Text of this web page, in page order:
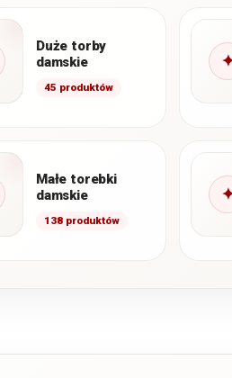
Duże torby
damskie
45 produktów
Małe torebki
damskie
138 produktów